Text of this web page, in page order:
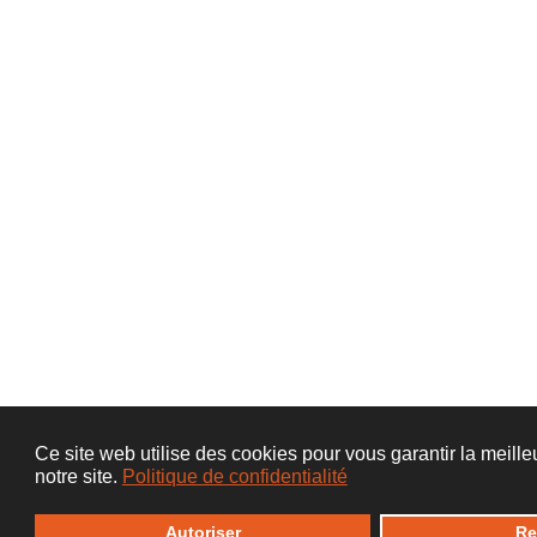
Ce site web utilise des cookies pour vous garantir la
notre site. Politique de confidentialité
Autoriser